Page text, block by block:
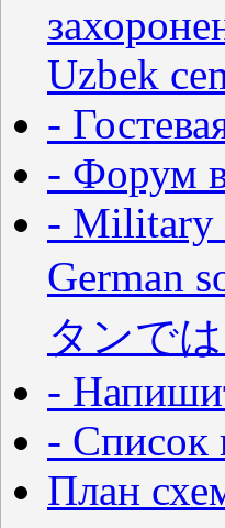
Uzbek
-
- Форум
- Military
German
タンで
-
- Список
План